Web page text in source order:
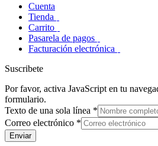
Cuenta
Tienda
Carrito
Pasarela de pagos
Facturación electrónica
Suscribete
Por favor, activa JavaScript en tu
formulario.
Texto de una sola línea *
Correo electrónico *
Enviar